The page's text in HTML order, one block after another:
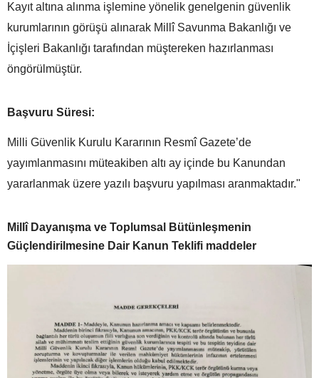
Kayıt altına alınma işlemine yönelik genelgenin güvenlik
kurumlarının görüşü alınarak Millî Savunma Bakanlığı ve
İçişleri Bakanlığı tarafından müştereken hazırlanması
öngörülmüştür.
Başvuru Süresi:
Milli Güvenlik Kurulu Kararının Resmî Gazete’de
yayımlanmasını müteakiben altı ay içinde bu Kanundan
yararlanmak üzere yazılı başvuru yapılması aranmaktadır."
Millî Dayanışma ve Toplumsal Bütünleşmenin
Güçlendirilmesine Dair Kanun Teklifi maddeler